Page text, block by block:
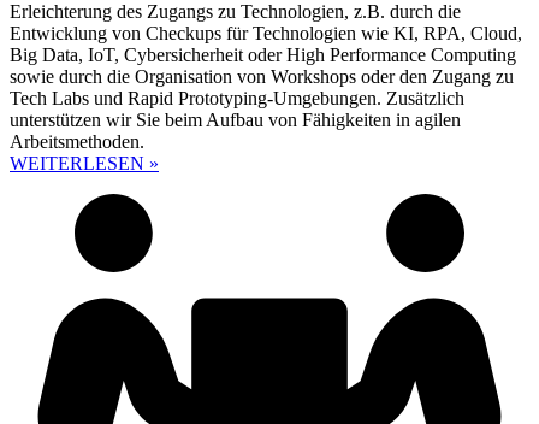
Erleichterung des Zugangs zu Technologien, z.B. durch die
Entwicklung von Checkups für Technologien wie KI, RPA, Cloud,
Big Data, IoT, Cybersicherheit oder High Performance Computing
sowie durch die Organisation von Workshops oder den Zugang zu
Tech Labs und Rapid Prototyping-Umgebungen. Zusätzlich
unterstützen wir Sie beim Aufbau von Fähigkeiten in agilen
Arbeitsmethoden.
WEITERLESEN »